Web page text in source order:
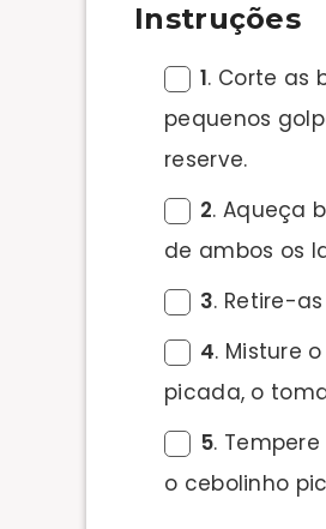
Instruções
1. Corte as
pequenos
reserve.
2. Aqueça
de ambos os
3. Retire-
4. Misture
picada, o
5.
o cebolinho